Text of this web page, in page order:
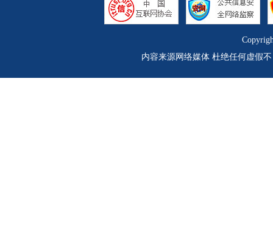
内容来源网络媒体 杜绝任何虚假